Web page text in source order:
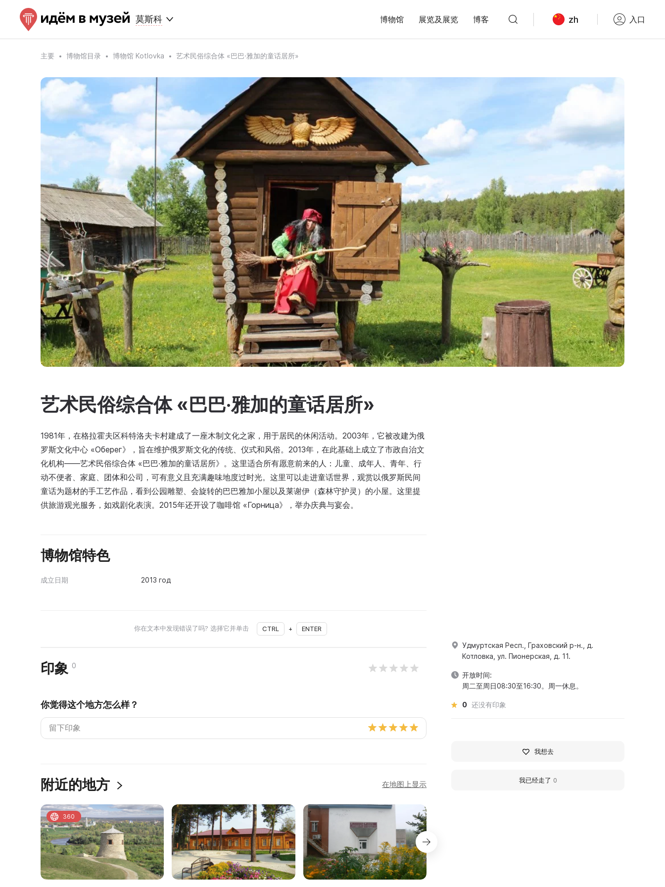
莫斯科 博物馆 展览及展览 博客 zh 入口
主要 博物馆目录 博物馆 Kotlovka 艺术民俗综合体 «巴巴·雅加的童话居所»
艺术民俗综合体 «巴巴·雅加的童话居所»
1981年，在格拉霍夫区科特洛夫卡村建成了一座木制文化之家，用于居民的休闲活动。2003年，它被改建为俄
罗斯文化中心 «Оберег》，旨在维护俄罗斯文化的传统、仪式和风俗。2013年，在此基础上成立了市政自治文
化机构——艺术民俗综合体 «巴巴·雅加的童话居所》。这里适合所有愿意前来的人：儿童、成年人、青年、行
动不便者、家庭、团体和公司，可有意义且充满趣味地度过时光。这里可以走进童话世界，观赏以俄罗斯民间
童话为题材的手工艺作品，看到公园雕塑、会旋转的巴巴雅加小屋以及莱谢伊（森林守护灵）的小屋。这里提
供旅游观光服务，如戏剧化表演。2015年还开设了咖啡馆 «Горница》，举办庆典与宴会。
博物馆特色
成立日期 2013 год
你在文本中发现错误了吗? 选择它并单击 CTRL + ENTER
印象 0
你觉得这个地方怎么样？
附近的地方 在地图上显示
360
Удмуртская Респ., Граховский р-н., д.
Котловка, ул. Пионерская, д. 11.
开放时间:
周二至周日08:30至16:30。周一休息。
0 还没有印象
我想去
我已经走了 0